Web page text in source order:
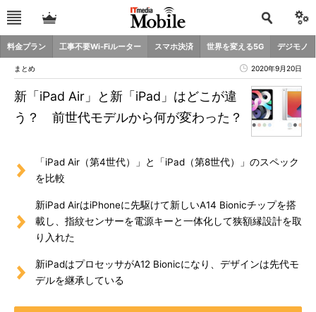
料金プラン 工事不要Wi-Fiルーター スマホ決済 世界を変える5G デジモノ
まとめ 2020年9月20日
新「iPad Air」と新「iPad」はどこが違
う？ 前世代モデルから何が変わった？
「iPad Air（第4世代）」と「iPad（第8世代）」のスペック
を比較
新iPad AirはiPhoneに先駆けて新しいA14 Bionicチップを搭
載し、指紋センサーを電源キーと一体化して狭額縁設計を取
り入れた
新iPadはプロセッサがA12 Bionicになり、デザインは先代モ
デルを継承している